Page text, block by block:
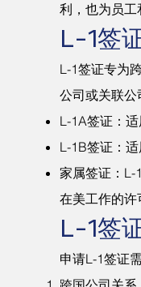
利，也为员工
L-1签
L-1签证专为
公司或关联公
L-1A签证：
L-1B签证：
家属签证：L-
在美工作的许
L-1签
申请L-1签证